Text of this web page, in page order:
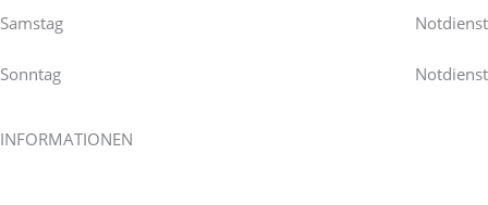
Samstag Notdienst
Sonntag Notdienst
INFORMATIONEN